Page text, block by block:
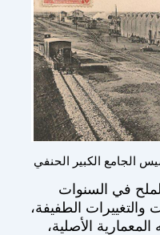
الجامع الكبير الحنفي
في السنوات
والتغييرات الطفيفة،
الأصلية،